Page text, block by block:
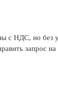
НДС, но без
запрос